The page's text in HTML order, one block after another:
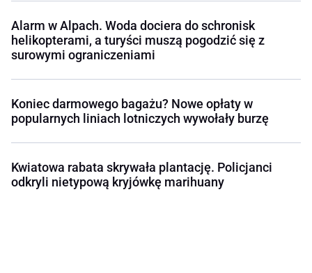
Alarm w Alpach. Woda dociera do schronisk
helikopterami, a turyści muszą pogodzić się z
surowymi ograniczeniami
Koniec darmowego bagażu? Nowe opłaty w
popularnych liniach lotniczych wywołały burzę
Kwiatowa rabata skrywała plantację. Policjanci
odkryli nietypową kryjówkę marihuany